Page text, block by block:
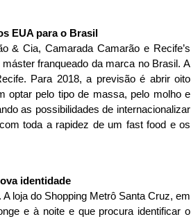
EUA para o Brasil
& Cia, Camarada Camarão e Recife’s
franqueado da marca no Brasil. A
Para 2018, a previsão é abrir oito
optar pelo tipo de massa, pelo molho e
as possibilidades de internacionalizar
toda a rapidez de um fast food e os
loja do Shopping Metrô Santa Cruz, em
e à noite e que procura identificar o